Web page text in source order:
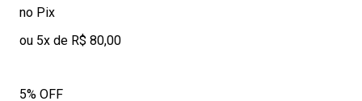
no Pix
ou 5x de R$ 80,00
5% OFF